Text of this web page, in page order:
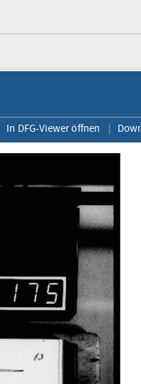
In DFG-Viewer öffnen